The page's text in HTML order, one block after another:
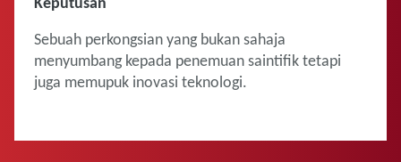
Sebuah perkongsian yang bukan sahaja
menyumbang kepada penemuan saintifik tetapi
juga memupuk inovasi teknologi.